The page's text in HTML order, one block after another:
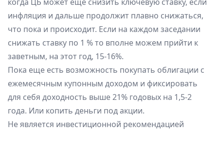
инфляция и дальше продолжит плавно снижаться,
что пока и происходит. Если на каждом заседании
снижать ставку по 1 % то вполне можем прийти к
заветным, на этот год, 15-16%.
Пока еще есть возможность покупать облигации с
ежемесячным купонным доходом и фиксировать
для себя доходность выше 21% годовых на 1,5-2
года. Или копить деньги под акции.
Не является инвестиционной рекомендацией